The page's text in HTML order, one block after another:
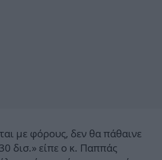
με φόρους, δεν θα πάθαινε
δισ.» είπε ο κ. Παππάς